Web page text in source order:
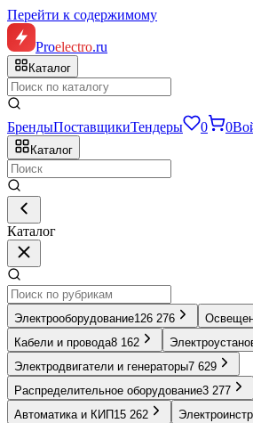
Перейти к содержимому
Proelectro.ru
Каталог
БрендыПоставщикиТендеры 0 0
Каталог
Каталог
Электрооборудование126 276
Кабели и провода8 162
Электродвигатели и генераторы7 629
Распределительное оборудование3 277
Автоматика и КИП 15 262